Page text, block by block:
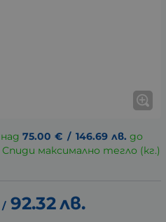
75.00 € / 146.69 лв. до
максимално тегло (кг.)
/ 92.32лв.